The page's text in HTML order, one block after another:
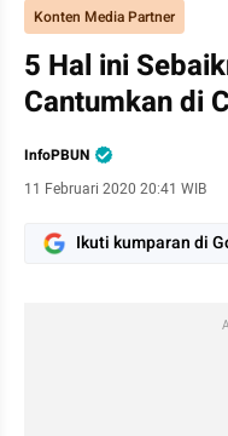
Konten Media Partner
5 Hal ini
Cantumkan di
InfoPBUN
11 Februari 2020 20:41 WIB
Ikuti kumparan di